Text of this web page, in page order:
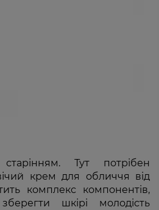
Тут потрібен
крем для обличчя від
комплекс компонентів,
шкірі молодість